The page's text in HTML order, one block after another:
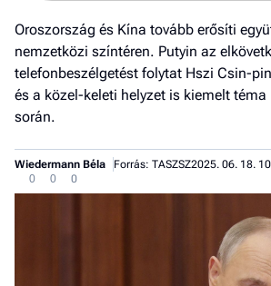
Oroszország és Kína tovább erősíti
nemzetközi színtéren. Putyin az
telefonbeszélgetést folytat Hszi Csin-
és a közel-keleti helyzet is kiemelt téma
során.
Wiedermann Béla Forrás: TASZSZ2025. 06. 18.
0
0 0